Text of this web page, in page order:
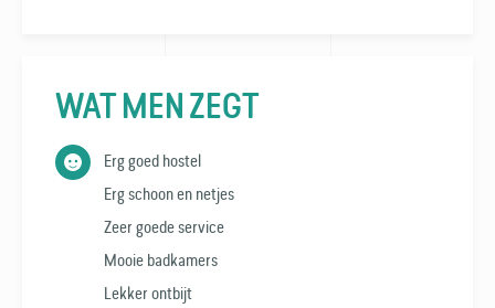
WAT MEN ZEGT
Erg goed hostel
Erg schoon en netjes
Zeer goede service
Mooie badkamers
Lekker ontbijt